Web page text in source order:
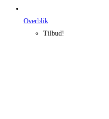
Overblik
Tilbud!